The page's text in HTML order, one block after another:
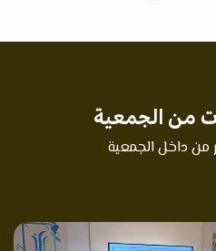
من الجمعية
من داخل الجمعية